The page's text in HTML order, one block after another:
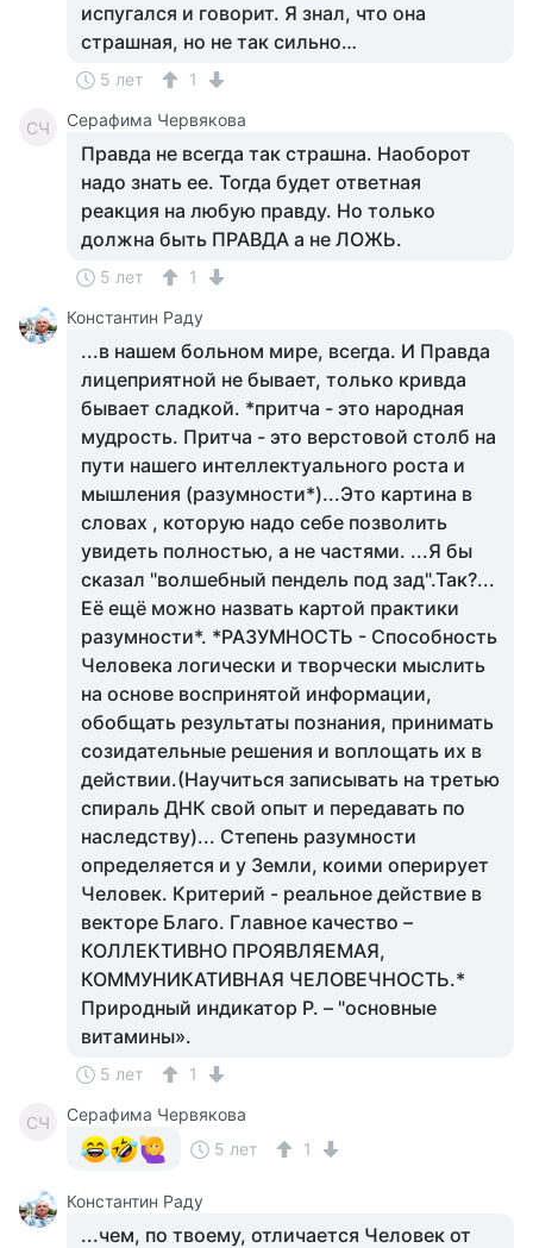
испугался и говорит. Я знал, что она
страшная, но не так сильно…
5 лет 1
СЧ Серафима Червякова
Правда не всегда так страшна. Наоборот
надо знать ее. Тогда будет ответная
реакция на любую правду. Но только
должна быть ПРАВДА а не ЛОЖЬ.
5 лет
1
Константин Раду
...в нашем больном мире, всегда. И Правда
лицеприятной не бывает, только кривда
бывает сладкой. *притча - это народная
мудрость. Притча - это верстовой столб на
пути нашего интеллектуального роста и
мышления (разумности*)...Это картина в
словах , которую надо себе позволить
увидеть полностью, а не частями. ...Я бы
сказал "волшебный пендель под зад".Так?...
Её ещё можно назвать картой практики
разумности*. *РАЗУМНОСТЬ - Способность
Человека логически и творчески мыслить
на основе воспринятой информации,
обобщать результаты познания, принимать
созидательные решения и воплощать их в
действии.(Научиться записывать на третью
спираль ДНК свой опыт и передавать по
наследству)... Степень разумности
определяется и у Земли, коими оперирует
Человек. Критерий - реальное действие в
векторе Благо. Главное качество –
КОЛЛЕКТИВНО ПРОЯВЛЯЕМАЯ,
КОММУНИКАТИВНАЯ ЧЕЛОВЕЧНОСТЬ.*
Природный индикатор Р. – "основные
витамины».
5 лет 1
СЧ
Серафима Червякова
5 лет
1
Константин Раду
...чем, по твоему, отличается Человек от